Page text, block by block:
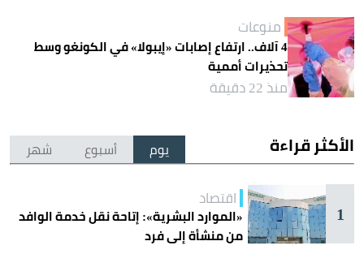
منوعات
4 آلاف.. ارتفاع إصابات «إيبولا» في الكونغو وسط
تحذيرات أممية
منذ 22 دقيقة
الأكثر قراءة يوم أسبوع شهر
1
اقتصاد
«الموارد البشرية»: إتاحة نقل خدمة الوافد
من منشأة إلى فرد